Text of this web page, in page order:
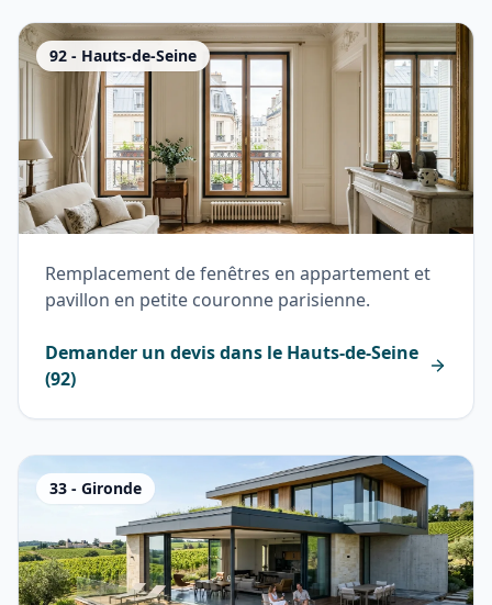
92 - Hauts-de-Seine
Remplacement de fenêtres en appartement et
pavillon en petite couronne parisienne.
Demander un devis dans le Hauts-de-Seine
(92)
33 - Gironde